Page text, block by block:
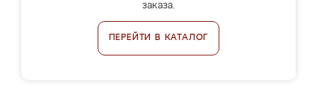
заказа.
ПЕРЕЙТИ В КАТАЛОГ